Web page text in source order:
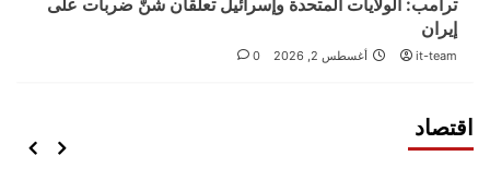
4
مستشفى المقاصد يعلن تفاصيل المؤتمر الطبي الدولي
إيران
it-team أغسطس 2, 2026 0
اقتصاد
الاقتصاد